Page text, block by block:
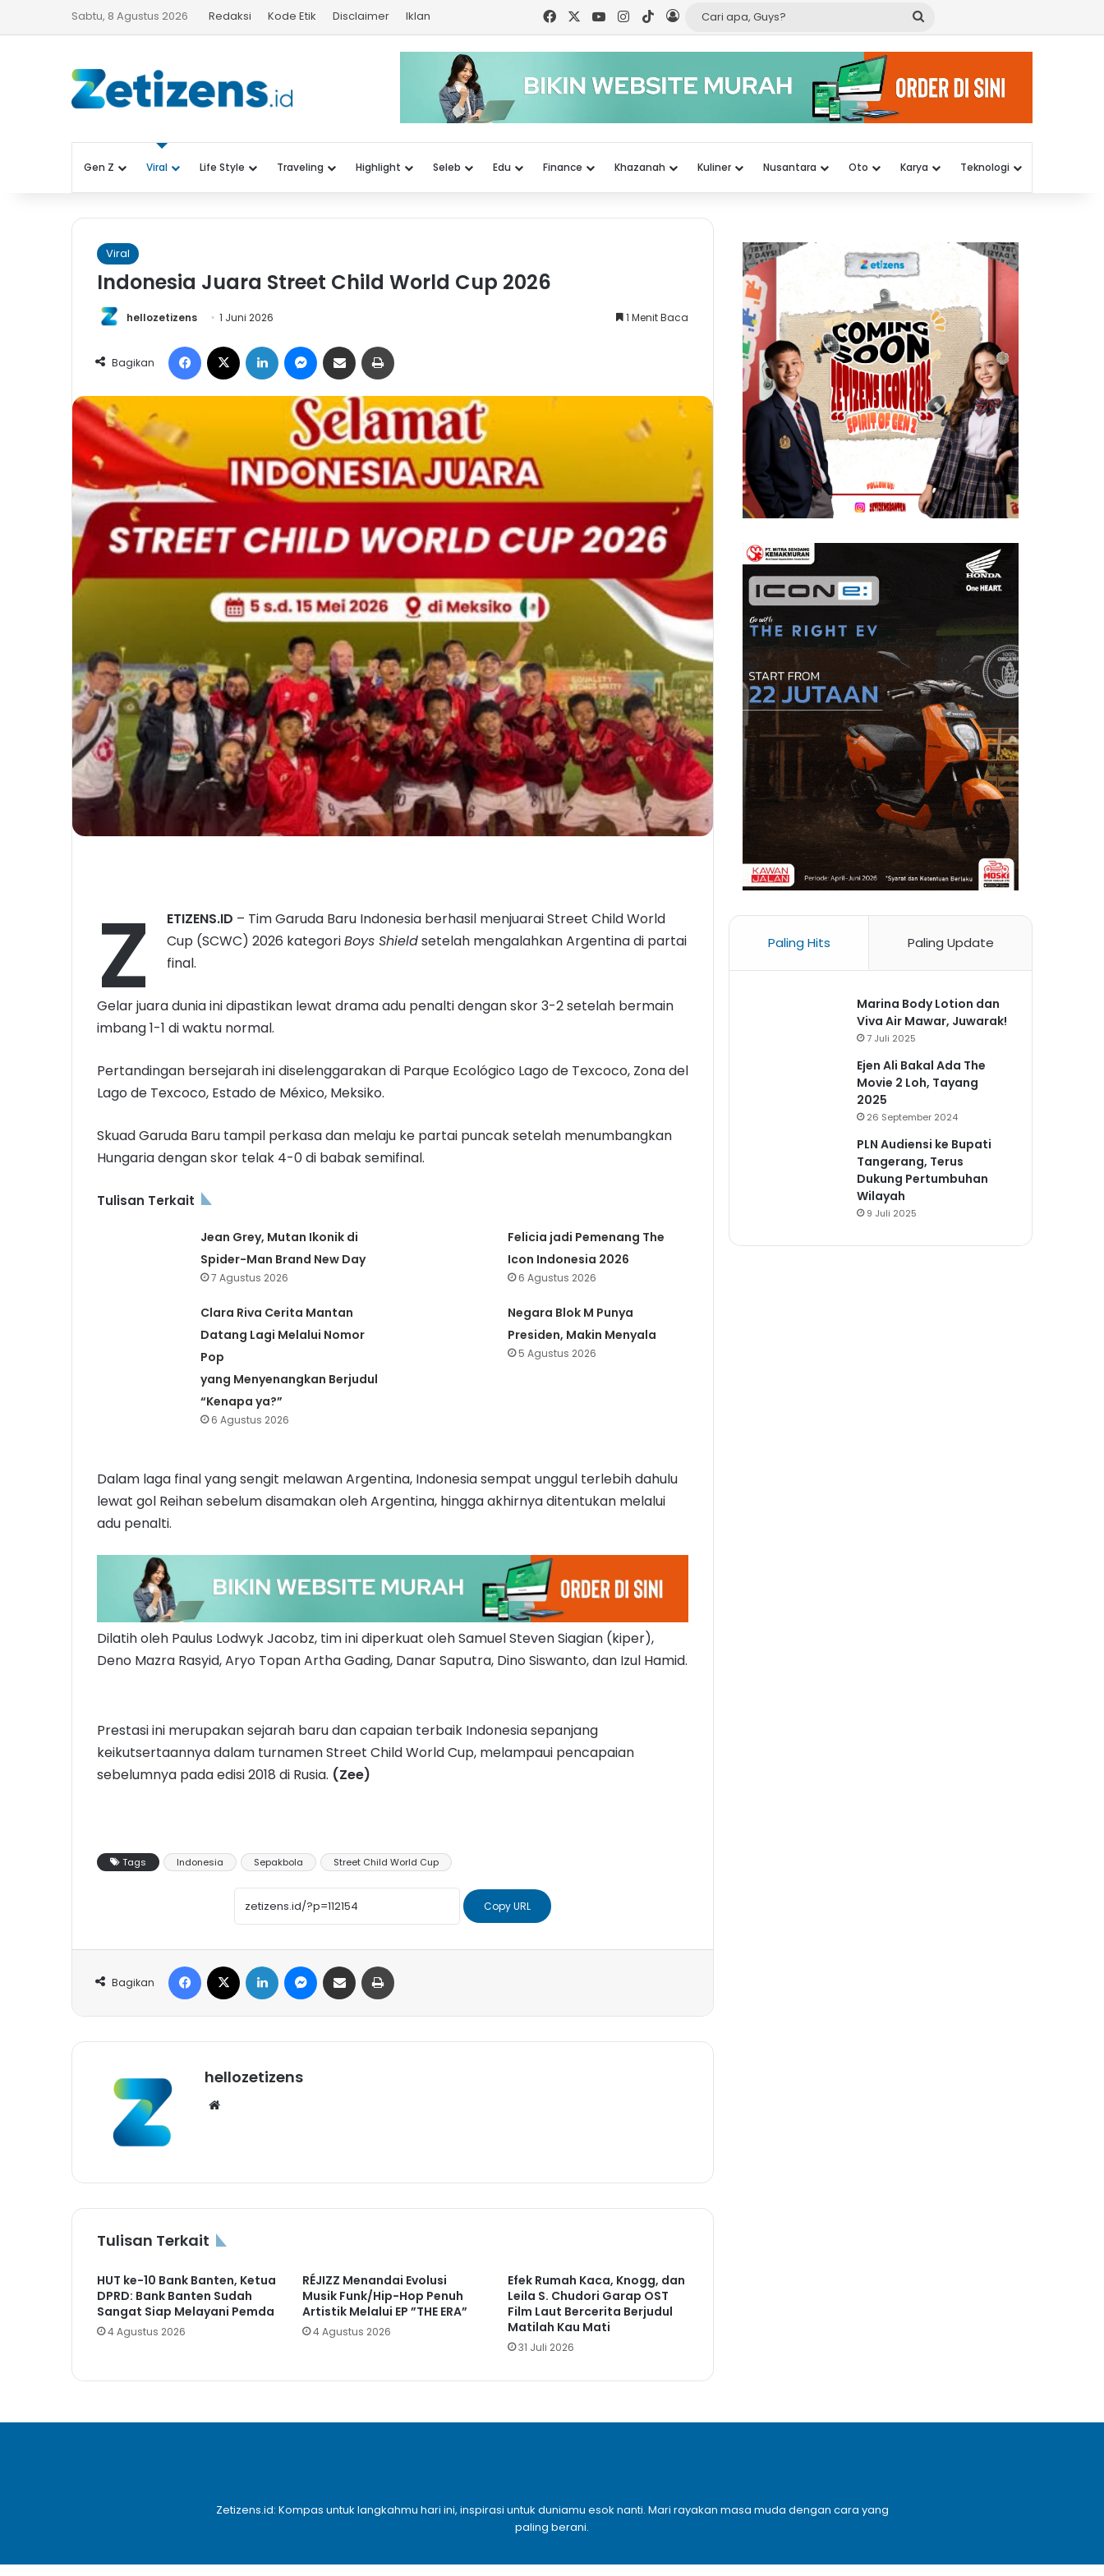
Sabtu, 8 Agustus 2026 Redaksi Kode Etik Disclaimer Iklan FacebookYouTubeInstagram
TikTokLog In
Cari
Guys?
Gen Z Viral Life Style Traveling Highlight Seleb Edu Finance Khazanah Kuliner Nusantara Oto Karya Teknologi
Viral
Indonesia Juara Street Child World Cup 2026
hellozetizens 1 Juni 2026 1 Menit Baca
Bagikan
Facebook LinkedIn Messenger
Share via Email
Z ETIZENS.ID – Tim Garuda Baru Indonesia berhasil menjuarai Street Child World
Cup (SCWC) 2026 kategoriBoys Shieldsetelah mengalahkan Argentina di partai
final.
Gelar juara dunia ini dipastikan lewat drama adu penalti dengan skor 3-2 setelah bermain
imbang 1-1 di waktu normal.
Pertandingan bersejarah ini diselenggarakan di Parque Ecológico Lago de Texcoco, Zona del
Lago de Texcoco, Estado de México, Meksiko.
Skuad Garuda Baru tampil perkasa dan melaju ke partai puncak setelah menumbangkan
Hungaria dengan skor telak 4-0 di babak semifinal.
Tulisan Terkait
Jean Grey, Mutan Ikonik di
Spider-Man Brand New Day
7 Agustus 2026
Felicia jadi Pemenang The
Icon Indonesia 2026
6 Agustus 2026
Clara Riva Cerita Mantan
Datang Lagi Melalui Nomor
Pop
yang Menyenangkan Berjudul
“Kenapa ya?”
6 Agustus 2026
Negara Blok M Punya
Presiden, Makin Menyala
5 Agustus 2026
Dalam laga final yang sengit melawan Argentina, Indonesia sempat unggul terlebih dahulu
lewat gol Reihan sebelum disamakan oleh Argentina, hingga akhirnya ditentukan melalui
adu penalti.
Dilatih oleh Paulus Lodwyk Jacobz, tim ini diperkuat oleh Samuel Steven Siagian (kiper),
Deno Mazra Rasyid, Aryo Topan Artha Gading, Danar Saputra, Dino Siswanto, dan Izul Hamid.
Prestasi ini merupakan sejarah baru dan capaian terbaik Indonesia sepanjang
keikutsertaannya dalam turnamen Street Child World Cup, melampaui pencapaian
sebelumnya pada edisi 2018 di Rusia. (Zee)
Tags Indonesia Sepakbola Street Child World Cup
Copy URL
Bagikan
Facebook LinkedIn Messenger
Share via Email
hellozetizens
Tulisan Terkait
HUT ke-10 Bank Banten, Ketua
DPRD: Bank Banten Sudah
Sangat Siap Melayani Pemda
4 Agustus 2026
RÉJIZZ Menandai Evolusi
Musik Funk/Hip-Hop Penuh
Artistik Melalui EP ”THE ERA”
4 Agustus 2026
Efek Rumah Kaca, Knogg, dan
Leila S. Chudori Garap OST
Film Laut Bercerita Berjudul
Matilah Kau Mati
31 Juli 2026
Paling Hits Paling Update
Marina Body Lotion dan
Viva Air Mawar, Juwarak!
7 Juli 2025
Ejen Ali Bakal Ada The
Movie 2 Loh, Tayang
2025
26 September 2024
PLN Audiensi ke Bupati
Tangerang, Terus
Dukung Pertumbuhan
Wilayah
9 Juli 2025
Zetizens.id: Kompas untuk langkahmu hari ini, inspirasi untuk duniamu esok nanti. Mari rayakan masa muda dengan cara yang
paling berani.